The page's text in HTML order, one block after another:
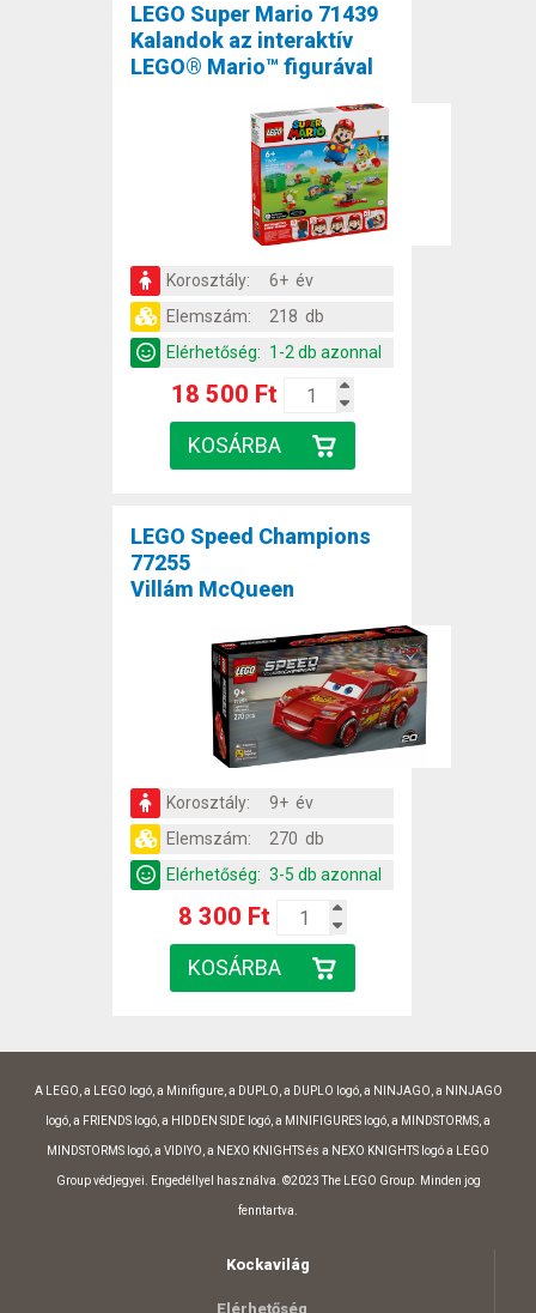
LEGO Super Mario 71439
Kalandok az interaktív
LEGO® Mario™ figurával
Korosztály:
6+ év
Elemszám:
218 db
Elérhetőség: 1-2 db azonnal
18 500 Ft
LEGO Speed Champions
77255
Villám McQueen
Korosztály:
9+ év
Elemszám:
270 db
Elérhetőség: 3-5 db azonnal
8 300 Ft
A LEGO, a LEGO logó, a Minifigure, a DUPLO, a DUPLO logó, a NINJAGO, a NINJAGO
logó, a FRIENDS logó, a HIDDEN SIDE logó, a MINIFIGURES logó, a MINDSTORMS, a
MINDSTORMS logó, a VIDIYO, a NEXO KNIGHTS és a NEXO KNIGHTS logó a LEGO
Group védjegyei. Engedéllyel használva. ©2023 The LEGO Group. Minden jog
fenntartva.
Kockavilág
Elérhetőség